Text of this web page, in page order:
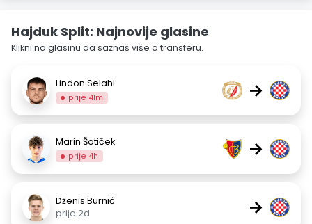
Hajduk Split: Najnovije glasine
Klikni na glasinu da saznaš više o transferu.
Lindon Selahi
prije 41m →
Marin Šotiček
prije 4h →
Dženis Burnić
prije 2d
→